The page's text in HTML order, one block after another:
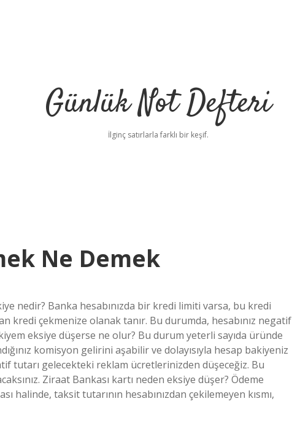
Günlük Not Defteri
İlginç satırlarla farklı bir keşif.
Ne Demek
nedir? Banka hesabınızda bir kredi limiti varsa, bu kredi
kredi çekmenize olanak tanır. Bu durumda, hesabınız negatif
eksiye düşerse ne olur? Bu durum yeterli sayıda üründe
komisyon gelirini aşabilir ve dolayısıyla hesap bakiyeniz
tutarı gelecekteki reklam ücretlerinizden düşeceğiz. Bu
Ziraat Bankası kartı neden eksiye düşer? Ödeme
halinde, taksit tutarının hesabınızdan çekilemeyen kısmı,